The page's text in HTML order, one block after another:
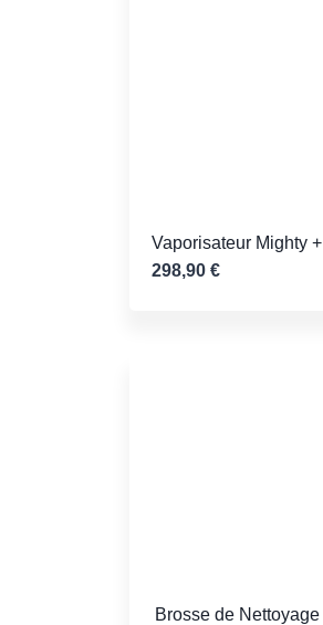
Vaporisateur Mighty +
298,90 €
Brosse de Nettoyage